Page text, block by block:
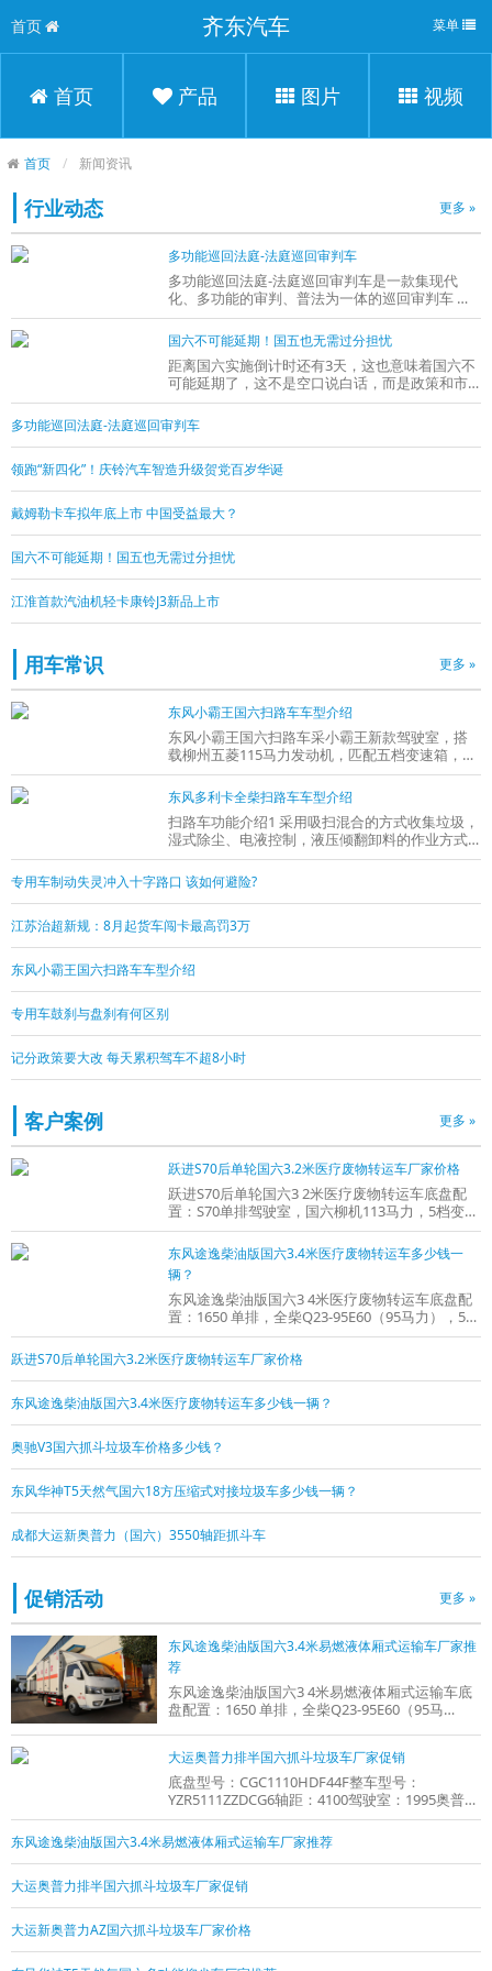
首页 齐东汽车 菜单
首页 产品 图片 视频
首页 新闻资讯
行业动态 更多 »
多功能巡回法庭-法庭巡回审判车
多功能巡回法庭-法庭巡回审判车是一款集现代
化、多功能的审判、普法为一体的巡回审判车 、
多样化的提供：群众立案、开庭、判决、送达等“
国六不可能延期！国五也无需过分担忧
距离国六实施倒计时还有3天，这也意味着国六不
可能延期了，这不是空口说白话，而是政策和市
场都已有所反馈。因此，提醒各方做好应对国六
的
多功能巡回法庭-法庭巡回审判车
领跑“新四化”！庆铃汽车智造升级贺党百岁华诞
戴姆勒卡车拟年底上市 中国受益最大？
国六不可能延期！国五也无需过分担忧
江淮首款汽油机轻卡康铃J3新品上市
用车常识 更多 »
东风小霸王国六扫路车车型介绍
东风小霸王国六扫路车采小霸王新款驾驶室，搭
载柳州五菱115马力发动机，匹配五档变速箱，
185R14LT双后胎，140mm贯通式大梁，2 5吨的
后桥，
东风多利卡全柴扫路车车型介绍
扫路车功能介绍1 采用吸扫混合的方式收集垃圾，
湿式除尘、电液控制，液压倾翻卸料的作业方式
对路面进行清扫作业。2 采用副发动机专门驱
专用车制动失灵冲入十字路口 该如何避险?
江苏治超新规：8月起货车闯卡最高罚3万
东风小霸王国六扫路车车型介绍
专用车鼓刹与盘刹有何区别
记分政策要大改 每天累积驾车不超8小时
客户案例 更多 »
跃进S70后单轮国六3.2米医疗废物转运车厂家价格
跃进S70后单轮国六3 2米医疗废物转运车底盘配
置：S70单排驾驶室，国六柳机113马力，5档变速
器，175R14后单胎，方向助力，3t后桥，3 4+5双
层
东风途逸柴油版国六3.4米医疗废物转运车多少钱一
辆？
东风途逸柴油版国六3 4米医疗废物转运车底盘配
置：1650 单排，全柴Q23-95E60（95马力），5档
变速箱，185R14真空轮胎【后双轮】，前后桥1 5
跃进S70后单轮国六3.2米医疗废物转运车厂家价格
东风途逸柴油版国六3.4米医疗废物转运车多少钱一辆？
奥驰V3国六抓斗垃圾车价格多少钱？
东风华神T5天然气国六18方压缩式对接垃圾车多少钱一辆？
成都大运新奥普力（国六）3550轴距抓斗车
促销活动 更多 »
东风途逸柴油版国六3.4米易燃液体厢式运输车厂家推
荐
东风途逸柴油版国六3 4米易燃液体厢式运输车底
盘配置：1650 单排，全柴Q23-95E60（95马
大运奥普力排半国六抓斗垃圾车厂家促销
底盘型号：CGC1110HDF44F整车型号：
YZR5111ZZDCG6轴距：4100驾驶室：1995奥普力
排半发动机：中德合资德威云内D40TCIF1(云内
185)变速箱：法
东风途逸柴油版国六3.4米易燃液体厢式运输车厂家推荐
大运奥普力排半国六抓斗垃圾车厂家促销
大运新奥普力AZ国六抓斗垃圾车厂家价格